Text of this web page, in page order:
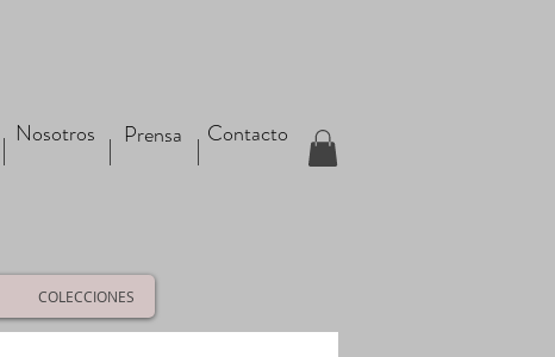
Nosotros Prensa Contacto
COLECCIONES